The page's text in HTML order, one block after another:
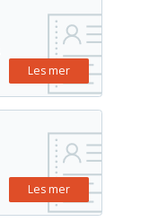
Les mer
Les mer